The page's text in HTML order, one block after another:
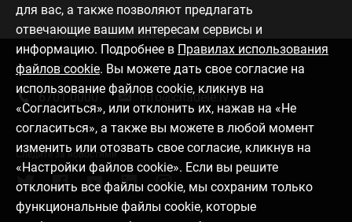
для вас, а также позволяют предлагать
отвечающие вашим интересам сервисы и
информацию. Подробнее в Правилах использования
файлов cookie. Вы можете дать свое согласие на
использование файлов cookie, кликнув на
«Согласиться», или отклонить их, нажав на «Не
согласиться», а также вы можете в любой момент
изменить или отозвать свое согласие, кликнув на
«Настройки файлов cookie». Если вы решите
отклонить все файлы cookie, мы сохраним только
функциональные файлы cookie, которые
Связаться с нами
6701 0000 info@citadele.lv
Следите за новостями